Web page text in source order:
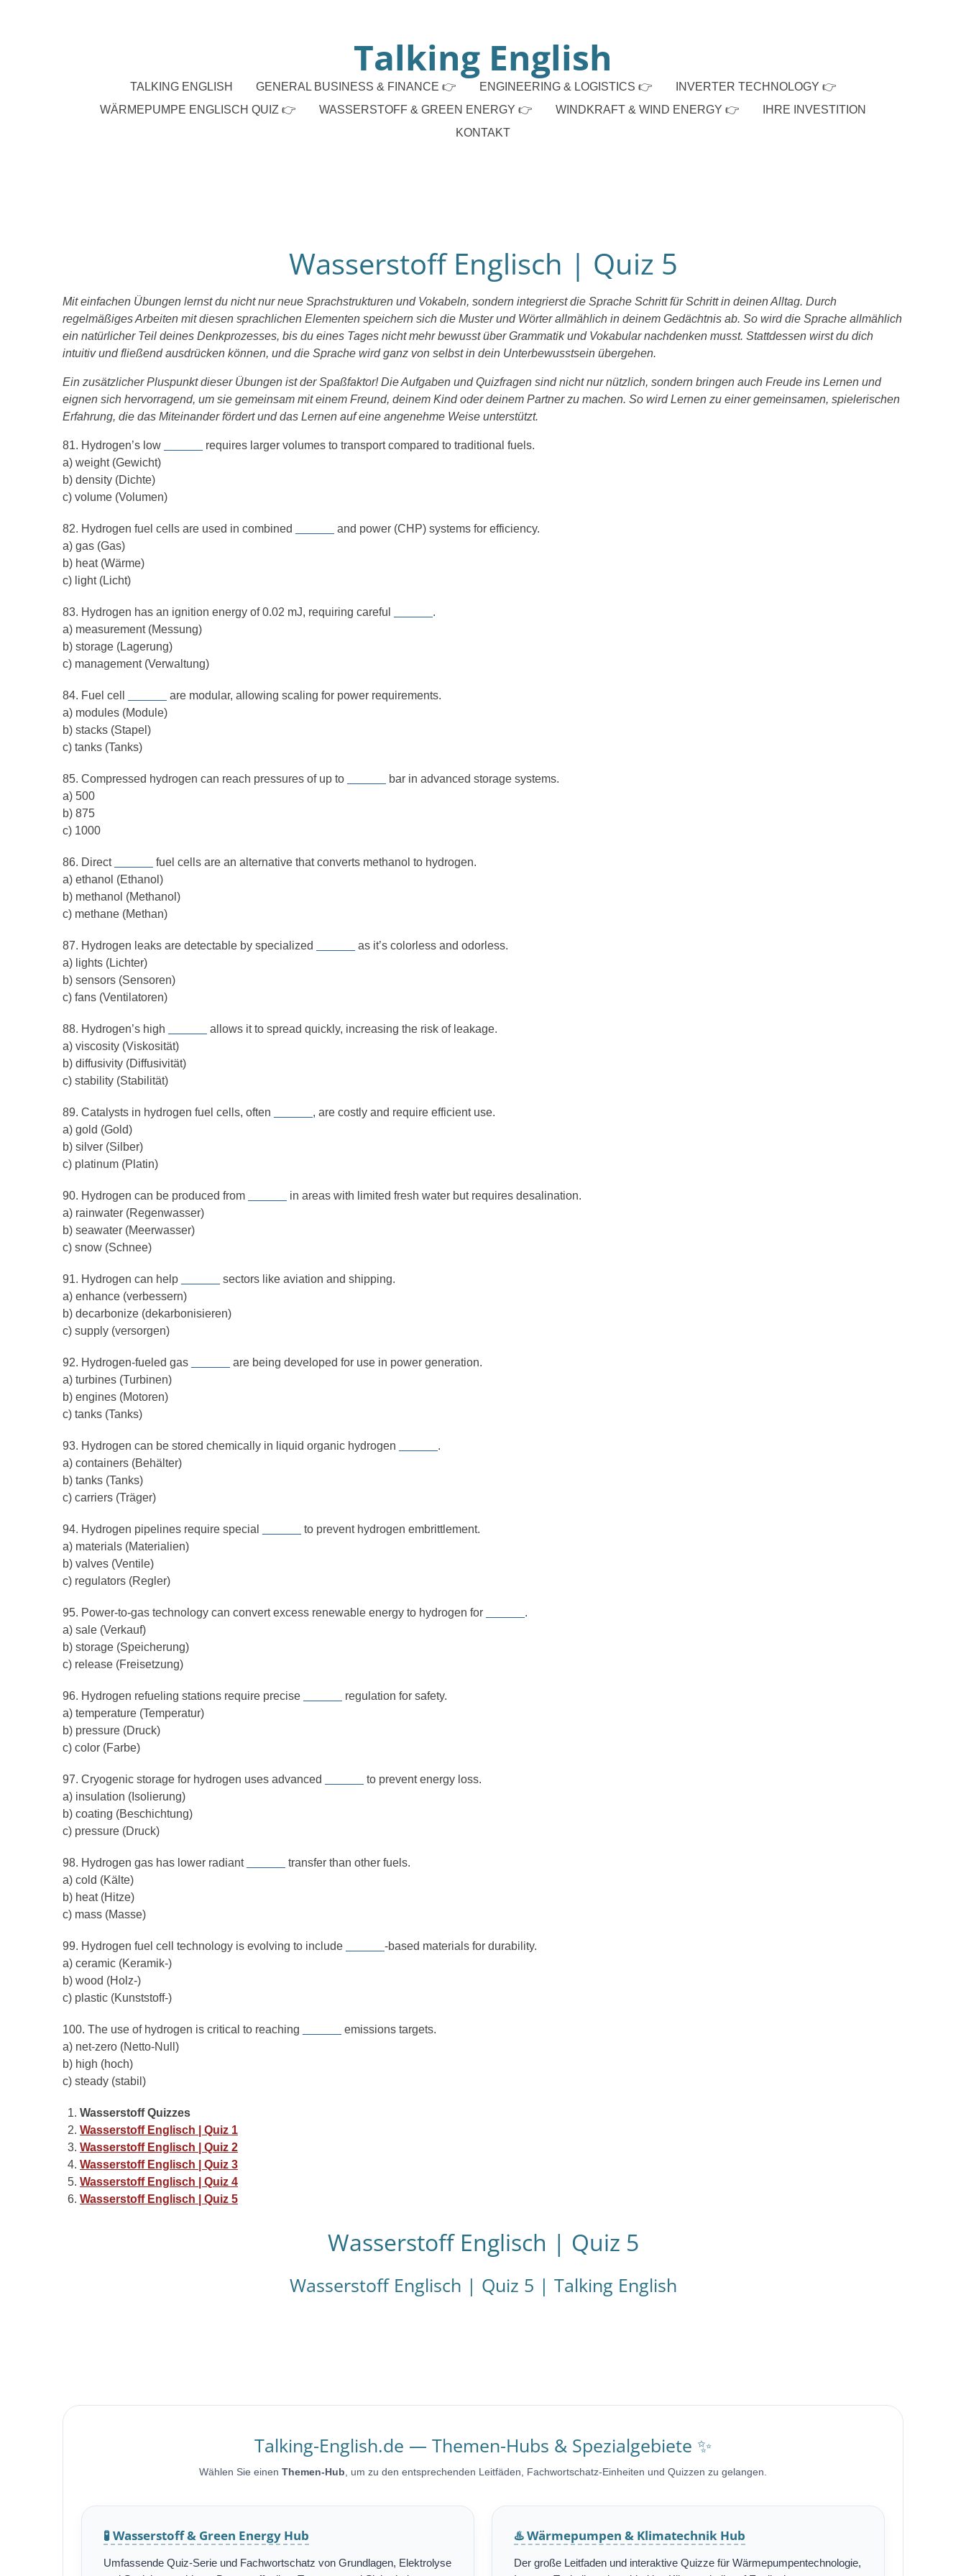
Talking English
TALKING ENGLISH GENERAL BUSINESS & FINANCE 👉 ENGINEERING & LOGISTICS 👉
INVERTER TECHNOLOGY 👉
WÄRMEPUMPE ENGLISCH QUIZ 👉
WASSERSTOFF & GREEN ENERGY 👉 WINDKRAFT & WIND ENERGY 👉
IHRE INVESTITION
KONTAKT
Wasserstoff Englisch | Quiz 5
Mit einfachen Übungen lernst du nicht nur neue Sprachstrukturen und Vokabeln, sondern integrierst die Sprache Schritt für Schritt in deinen Alltag. Durch
regelmäßiges Arbeiten mit diesen sprachlichen Elementen speichern sich die Muster und Wörter allmählich in deinem Gedächtnis ab. So wird die Sprache allmählich
ein natürlicher Teil deines Denkprozesses, bis du eines Tages nicht mehr bewusst über Grammatik und Vokabular nachdenken musst. Stattdessen wirst du dich
intuitiv und fließend ausdrücken können, und die Sprache wird ganz von selbst in dein Unterbewusstsein übergehen.
Ein zusätzlicher Pluspunkt dieser Übungen ist der Spaßfaktor! Die Aufgaben und Quizfragen sind nicht nur nützlich, sondern bringen auch Freude ins Lernen und
eignen sich hervorragend, um sie gemeinsam mit einem Freund, deinem Kind oder deinem Partner zu machen. So wird Lernen zu einer gemeinsamen, spielerischen
Erfahrung, die das Miteinander fördert und das Lernen auf eine angenehme Weise unterstützt.
81. Hydrogen’s low
requires larger volumes to transport compared to traditional fuels.
a) weight (Gewicht)
b) density (Dichte)
c) volume (Volumen)
82. Hydrogen fuel cells are used in combined
and power (CHP) systems for efficiency.
a) gas (Gas)
b) heat (Wärme)
c) light (Licht)
83. Hydrogen has an ignition energy of 0.02 mJ, requiring careful
.
a) measurement (Messung)
b) storage (Lagerung)
c) management (Verwaltung)
84. Fuel cell
are modular, allowing scaling for power requirements.
a) modules (Module)
b) stacks (Stapel)
c) tanks (Tanks)
85. Compressed hydrogen can reach pressures of up to
bar in advanced storage systems.
a) 500
b) 875
c) 1000
86. Direct
fuel cells are an alternative that converts methanol to hydrogen.
a) ethanol (Ethanol)
b) methanol (Methanol)
c) methane (Methan)
87. Hydrogen leaks are detectable by specialized
as it’s colorless and odorless.
a) lights (Lichter)
b) sensors (Sensoren)
c) fans (Ventilatoren)
88. Hydrogen’s high
allows it to spread quickly, increasing the risk of leakage.
a) viscosity (Viskosität)
b) diffusivity (Diffusivität)
c) stability (Stabilität)
89. Catalysts in hydrogen fuel cells, often
, are costly and require efficient use.
a) gold (Gold)
b) silver (Silber)
c) platinum (Platin)
90. Hydrogen can be produced from
in areas with limited fresh water but requires desalination.
a) rainwater (Regenwasser)
b) seawater (Meerwasser)
c) snow (Schnee)
91. Hydrogen can help
sectors like aviation and shipping.
a) enhance (verbessern)
b) decarbonize (dekarbonisieren)
c) supply (versorgen)
92. Hydrogen-fueled gas
are being developed for use in power generation.
a) turbines (Turbinen)
b) engines (Motoren)
c) tanks (Tanks)
93. Hydrogen can be stored chemically in liquid organic hydrogen
.
a) containers (Behälter)
b) tanks (Tanks)
c) carriers (Träger)
94. Hydrogen pipelines require special
to prevent hydrogen embrittlement.
a) materials (Materialien)
b) valves (Ventile)
c) regulators (Regler)
95. Power-to-gas technology can convert excess renewable energy to hydrogen for
.
a) sale (Verkauf)
b) storage (Speicherung)
c) release (Freisetzung)
96. Hydrogen refueling stations require precise
regulation for safety.
a) temperature (Temperatur)
b) pressure (Druck)
c) color (Farbe)
97. Cryogenic storage for hydrogen uses advanced
to prevent energy loss.
a) insulation (Isolierung)
b) coating (Beschichtung)
c) pressure (Druck)
98. Hydrogen gas has lower radiant
transfer than other fuels.
a) cold (Kälte)
b) heat (Hitze)
c) mass (Masse)
99. Hydrogen fuel cell technology is evolving to include
-based materials for durability.
a) ceramic (Keramik-)
b) wood (Holz-)
c) plastic (Kunststoff-)
100. The use of hydrogen is critical to reaching
emissions targets.
a) net-zero (Netto-Null)
b) high (hoch)
c) steady (stabil)
Wasserstoff Quizzes
Wasserstoff Englisch | Quiz 1
Wasserstoff Englisch | Quiz 2
Wasserstoff Englisch | Quiz 3
Wasserstoff Englisch | Quiz 4
Wasserstoff Englisch | Quiz 5
Wasserstoff Englisch | Quiz 5
Wasserstoff Englisch | Quiz 5 | Talking English
Talking-English.de — Themen-Hubs & Spezialgebiete ✨
Wählen Sie einen Themen-Hub, um zu den entsprechenden Leitfäden, Fachwortschatz-Einheiten und Quizzen zu gelangen.
🧪 Wasserstoff & Green Energy Hub
Umfassende Quiz-Serie und Fachwortschatz von Grundlagen, Elektrolyse
♨️ Wärmepumpen & Klimatechnik Hub
Der große Leitfaden und interaktive Quizze für Wärmepumpentechnologie,